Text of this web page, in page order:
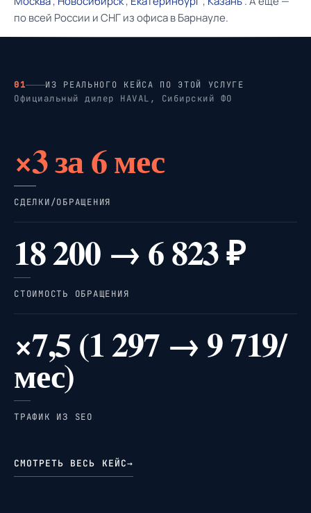
по всей России и СНГ из офиса в Барнауле.
01 ИЗ РЕАЛЬНОГО КЕЙСА ПО ЭТОЙ УСЛУГЕ
Официальный дилер HAVAL, Сибирский ФО
×3 за 6 мес
СДЕЛКИ/ОБРАЩЕНИЯ
18 200 → 6 823 ₽
СТОИМОСТЬ ОБРАЩЕНИЯ
×7,5 (1 297 → 9 719/
мес)
ТРАФИК ИЗ SEO
СМОТРЕТЬ ВЕСЬ КЕЙС→